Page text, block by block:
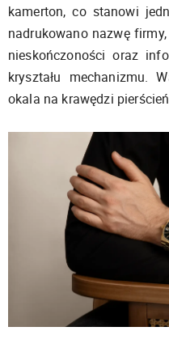
kamerton, co stanowi
nadrukowano nazwę
nieskończoności oraz
kryształu mechanizmu.
okala na krawędzi